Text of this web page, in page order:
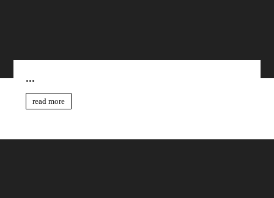
...
read more